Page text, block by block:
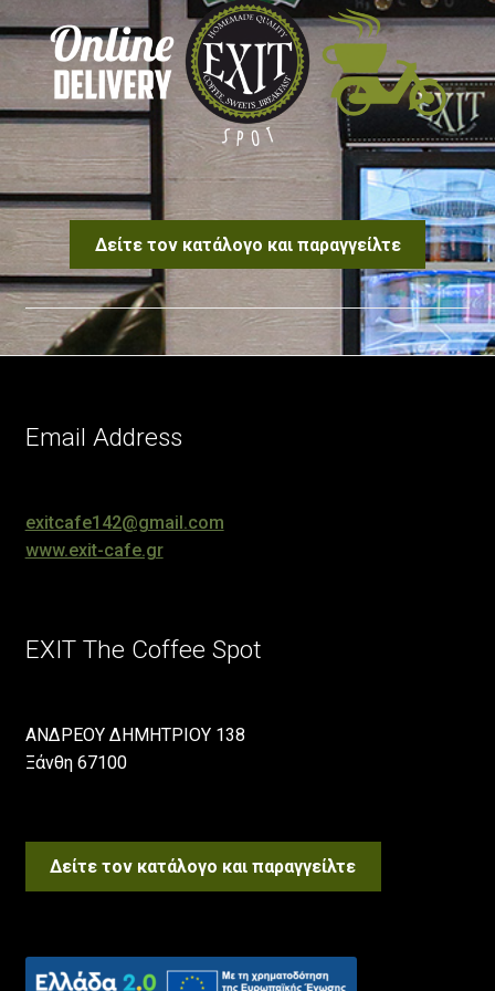
Δείτε τον κατάλογο και παραγγείλτε
Email Address
exitcafe142@gmail.com
www.exit-cafe.gr
EXIT The Coffee Spot
ΑΝΔΡΕΟΥ ΔΗΜΗΤΡΙΟΥ 138
Ξάνθη 67100
Δείτε τον κατάλογο και παραγγείλτε